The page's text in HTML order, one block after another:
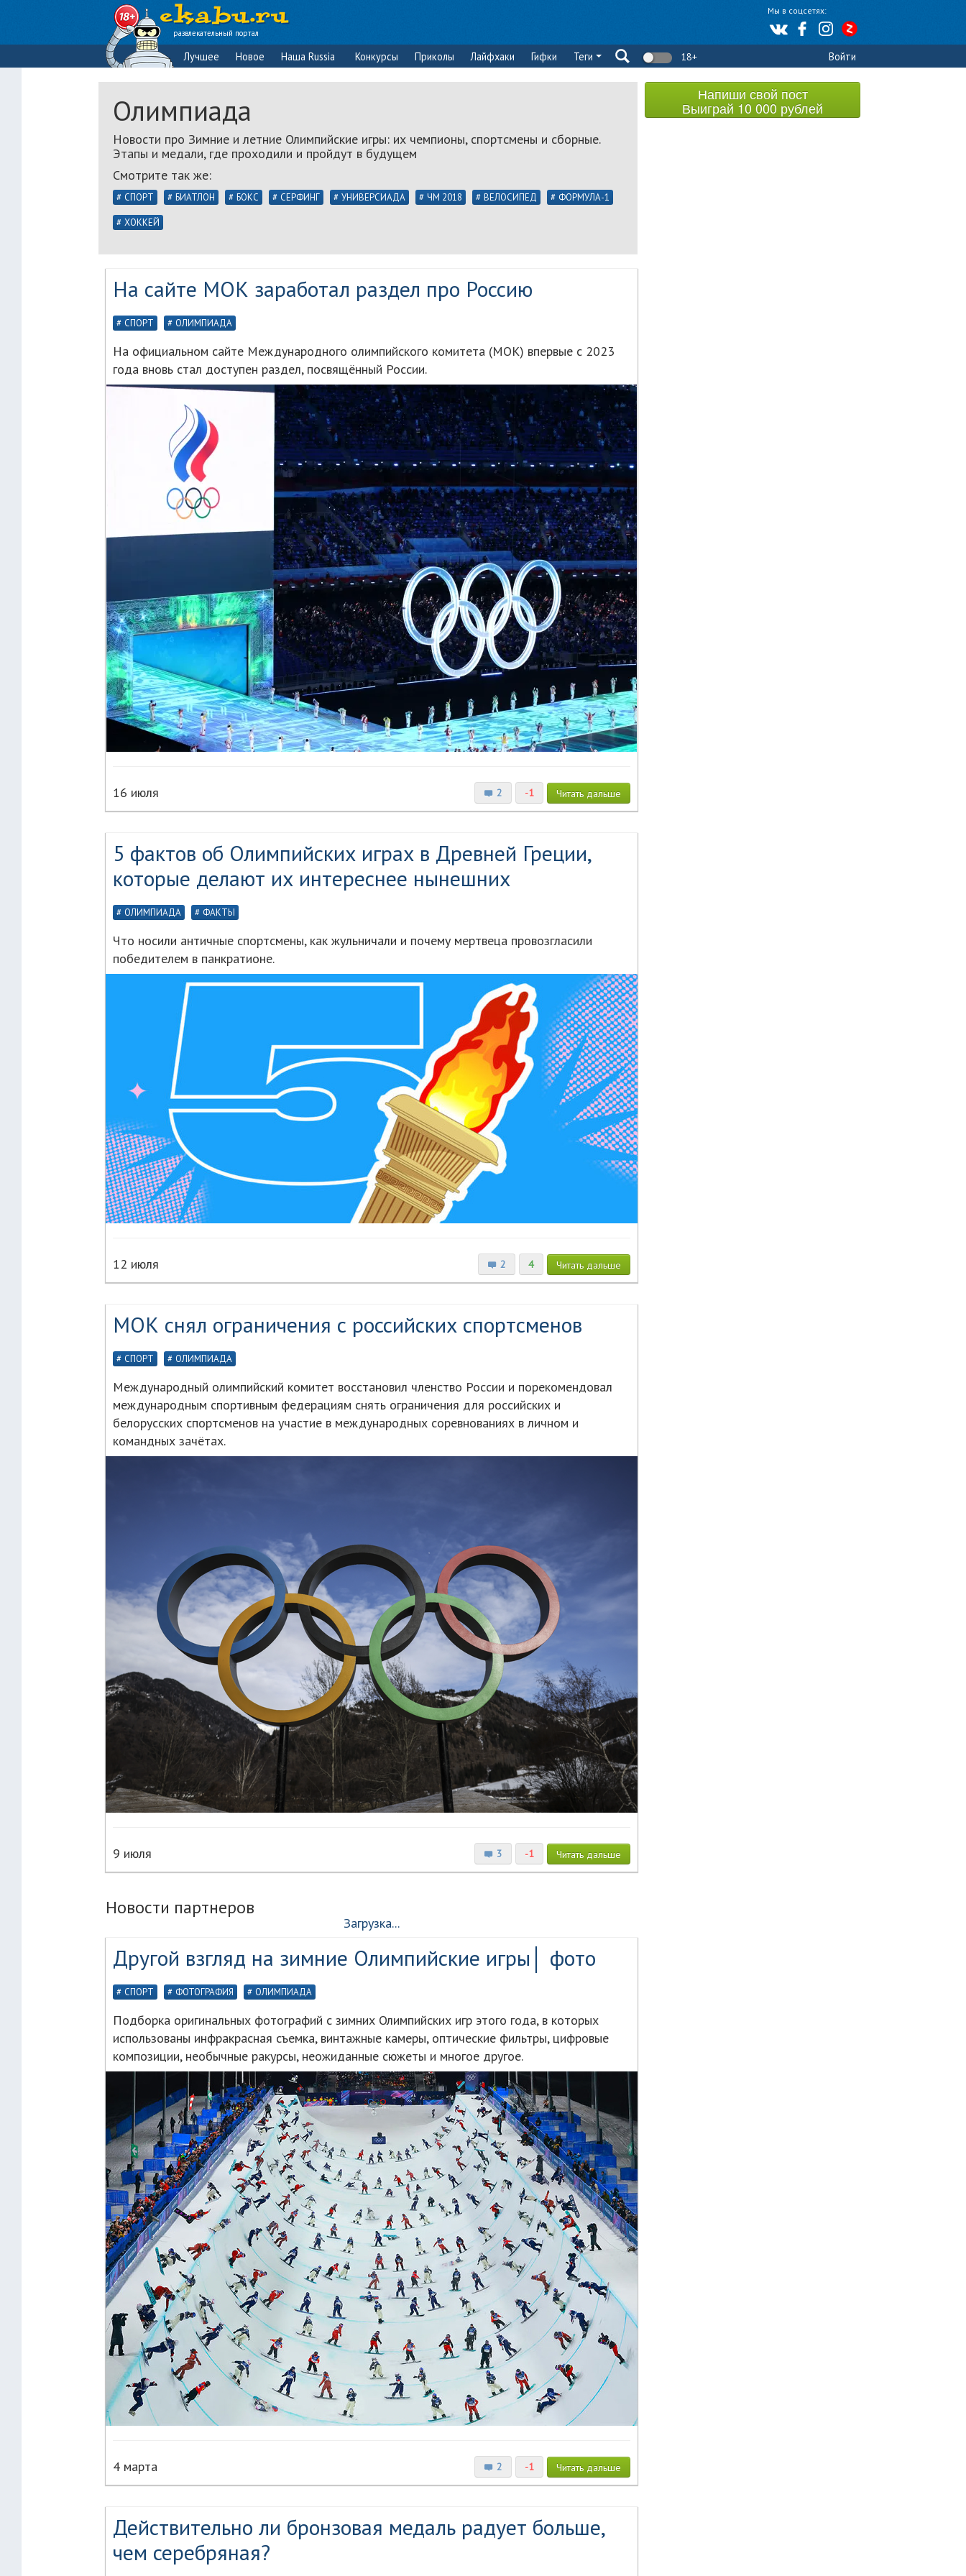
Мы в соцсетях:
развлекательный портал
Лучшее Новое Наша Russia Конкурсы Приколы Лайфхаки Гифки Теги 18+ Войти
Олимпиада
Новости про Зимние и летние Олимпийские игры: их чемпионы, спортсмены и сборные.
Этапы и медали, где проходили и пройдут в будущем
Смотрите так же:
СПОРТ БИАТЛОН БОКС СЕРФИНГ УНИВЕРСИАДА ЧМ 2018 ВЕЛОСИПЕД ФОРМУЛА-1
ХОККЕЙ
На сайте МОК заработал раздел про Россию
СПОРТ ОЛИМПИАДА
На официальном сайте Международного олимпийского комитета (МОК) впервые с 2023
года вновь стал доступен раздел, посвящённый России.
2 -1 Читать дальше
16 июля
5 фактов об Олимпийских играх в Древней Греции,
которые делают их интереснее нынешних
ОЛИМПИАДА ФАКТЫ
Что носили античные спортсмены, как жульничали и почему мертвеца провозгласили
победителем в панкратионе.
2 4 Читать дальше
12 июля
МОК снял ограничения с российских спортсменов
СПОРТ ОЛИМПИАДА
Международный олимпийский комитет восстановил членство России и порекомендовал
международным спортивным федерациям снять ограничения для российских и
белорусских спортсменов на участие в международных соревнованиях в личном и
командных зачётах.
3 -1 Читать дальше
9 июля
Новости партнеров
Загрузка...
Другой взгляд на зимние Олимпийские игры│ фото
СПОРТ ФОТОГРАФИЯ ОЛИМПИАДА
Подборка оригинальных фотографий с зимних Олимпийских игр этого года, в которых
использованы инфракрасная съемка, винтажные камеры, оптические фильтры, цифровые
композиции, необычные ракурсы, неожиданные сюжеты и многое другое.
2 -1 Читать дальше
4 марта
Действительно ли бронзовая медаль радует больше,
чем серебряная?
Напиши свой пост
Выиграй 10 000 рублей